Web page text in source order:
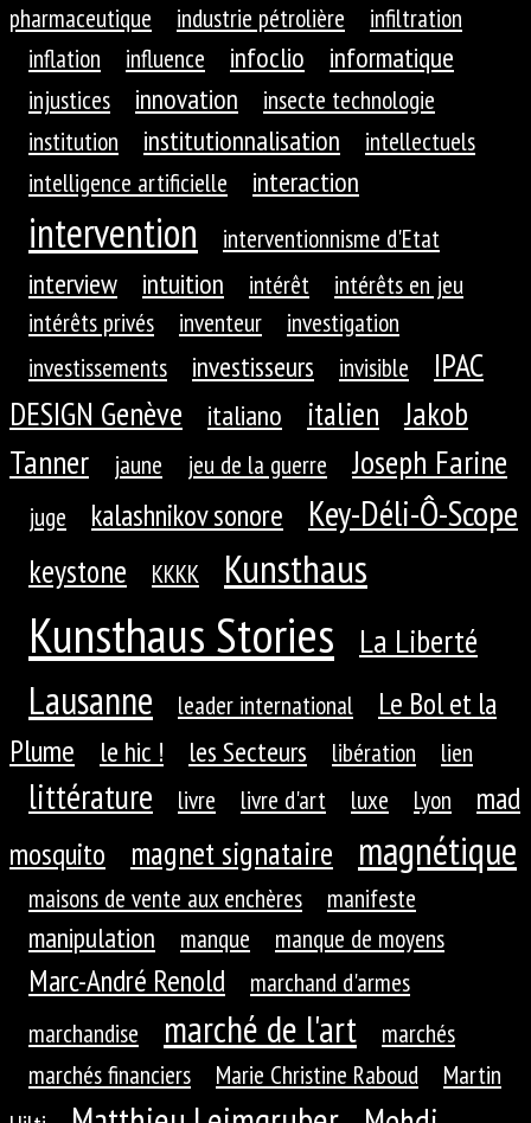
pharmaceutique
industrie pétrolière
infiltration
inflation
influence infoclio informatique
injustices innovation
insecte technologie
institution
institutionnalisation
intellectuels
intelligence artificielle
interaction
intervention interventionnisme d'Etat
interview intuition intérêt
intérêts en jeu
intérêts privés
inventeur
investigation
investissements
investisseurs invisible
IPAC
DESIGN Genève
italiano italien
Jakob
Tanner
jaune jeu de la guerre Joseph Farine
juge kalashnikov sonore Key-Déli-Ô-Scope
keystone KKKK Kunsthaus
Kunsthaus Stories La Liberté
Lausanne leader international
Le Bol et la
Plume
le hic ! les Secteurs libération lien
littérature livre livre d'art luxe Lyon
mad
mosquito
magnet signataire magnétique
maisons de vente aux enchères manifeste
manipulation manque manque de moyens
Marc-André Renold
marchand d'armes
marchandise
marché de l'art
marchés
marchés financiers
Marie Christine Raboud
Martin